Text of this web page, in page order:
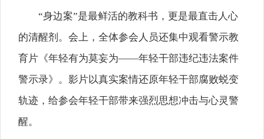
“身边案”是最鲜活的教科书，更是最直击人心
的清醒剂。会上，全体参会人员还集中观看警示教
育片《年轻有为莫妄为——年轻干部违纪违法案件
警示录》。影片以真实案情还原年轻干部腐败蜕变
轨迹，给参会年轻干部带来强烈思想冲击与心灵警
醒。